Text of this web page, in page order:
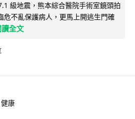
級地震，熊本綜合醫院手術室鏡頭拍
危不亂保護病人，更馬上開逃生門確
讀全文
健康